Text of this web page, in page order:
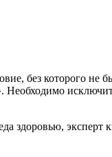
без которого не
здоровью,